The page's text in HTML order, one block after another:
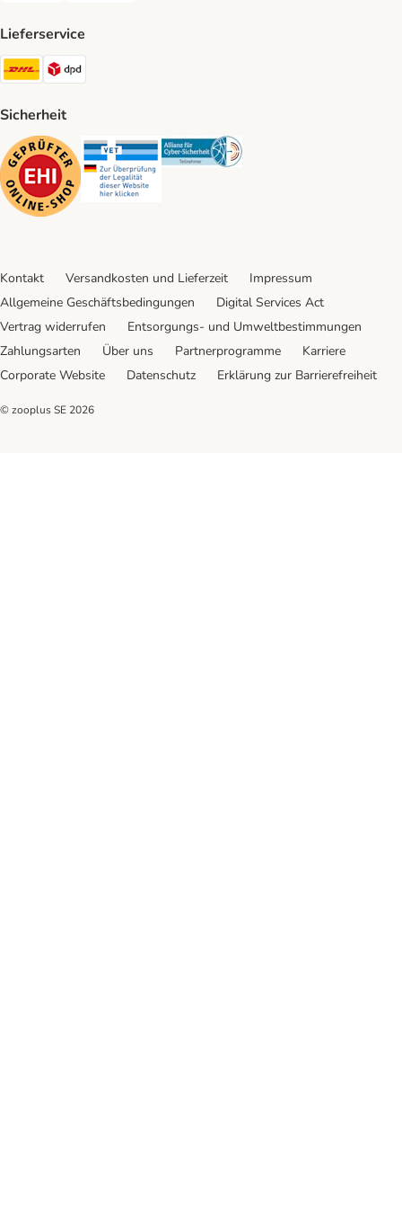
Lieferservice
DHL Shipping Method
Sicherheit
Security Security Security
Kontakt Versandkosten und Lieferzeit
Impressum
Allgemeine Geschäftsbedingungen
Digital Services Act
Vertrag widerrufen
Entsorgungs- und Umweltbestimmungen
Zahlungsarten
Über uns Partnerprogramme
Karriere
Corporate Website
Datenschutz Erklärung zur Barrierefreiheit
© zooplus SE 2026